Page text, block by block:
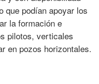
que podían apoyar los
la formación e
pilotos, verticales
en pozos horizontales.